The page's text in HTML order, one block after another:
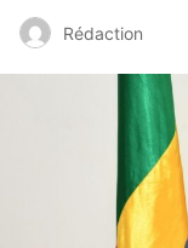
Rédaction